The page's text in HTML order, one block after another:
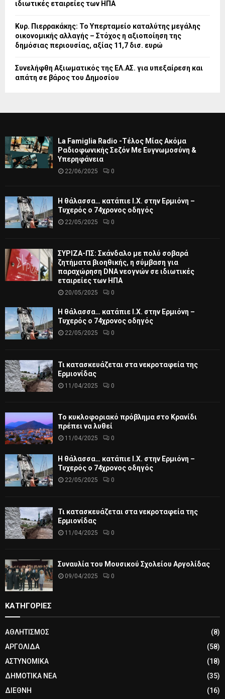
ιδιωτικές εταιρείες των ΗΠΑ
Κυρ. Πιερρακάκης: Το Υπερταμείο καταλύτης μεγάλης
οικονομικής αλλαγής – Στόχος η αξιοποίηση της
δημόσιας περιουσίας, αξίας 11,7 δισ. ευρώ
Συνελήφθη Αξιωματικός της ΕΛ.ΑΣ. για υπεξαίρεση και
απάτη σε βάρος του Δημοσίου
La Famiglia Radio -Τέλος Μίας Ακόμα
Ραδιοφωνικής Σεζόν Με Ευγνωμοσύνη &
Υπερηφάνεια
22/06/2025 0
Η θάλασσα… κατάπιε Ι.Χ. στην Ερμιόνη –
Τυχερός ο 74χρονος οδηγός
22/05/2025 0
ΣΥΡΙΖΑ-ΠΣ: Σκάνδαλο με πολύ σοβαρά
ζητήματα βιοηθικής, η σύμβαση για
παραχώρηση DNA νεογνών σε ιδιωτικές
εταιρείες των ΗΠΑ
20/05/2025 0
Η θάλασσα… κατάπιε Ι.Χ. στην Ερμιόνη –
Τυχερός ο 74χρονος οδηγός
22/05/2025 0
Τι κατασκευάζεται στα νεκροταφεία της
Ερμιονίδας
11/04/2025 0
Το κυκλοφοριακό πρόβλημα στο Κρανίδι
πρέπει να λυθεί
11/04/2025 0
Η θάλασσα… κατάπιε Ι.Χ. στην Ερμιόνη –
Τυχερός ο 74χρονος οδηγός
22/05/2025 0
Τι κατασκευάζεται στα νεκροταφεία της
Ερμιονίδας
11/04/2025 0
Συναυλία του Μουσικού Σχολείου Αργολίδας
09/04/2025 0
ΚΑΤΗΓΟΡΙΕΣ
ΑΘΛΗΤΙΣΜΟΣ
(8)
ΑΡΓΟΛΙΔΑ
(58)
ΑΣΤΥΝΟΜΙΚΑ
(18)
ΔΗΜΟΤΙΚΑ ΝΕΑ
(35)
ΔΙΕΘΝΗ
(16)